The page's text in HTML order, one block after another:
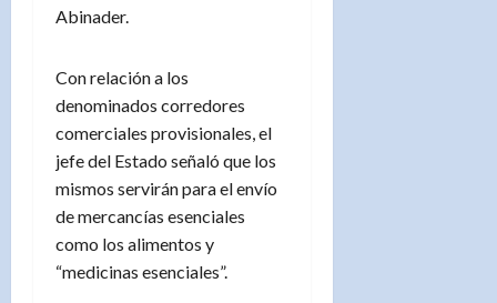
Abinader.
Con relación a los
denominados corredores
comerciales provisionales, el
jefe del Estado señaló que los
mismos servirán para el envío
de mercancías esenciales
como los alimentos y
“medicinas esenciales”.